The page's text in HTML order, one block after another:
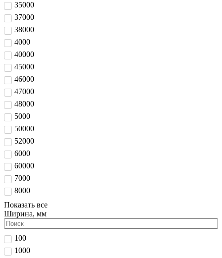
35000
37000
38000
4000
40000
45000
46000
47000
48000
5000
50000
52000
6000
60000
7000
8000
Показать все
Ширина, мм
100
1000